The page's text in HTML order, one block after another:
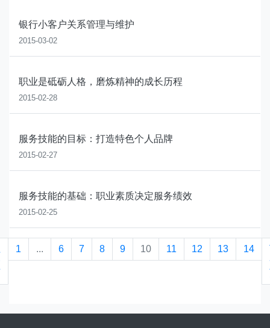
银行小客户关系管理与维护
2015-03-02
职业是砥砺人格，磨炼精神的成长历程
2015-02-28
服务技能的目标：打造特色个人品牌
2015-02-27
服务技能的基础：职业素质决定服务绩效
2015-02-25
1 ... 6 7 8 9 10 11 12 13 14